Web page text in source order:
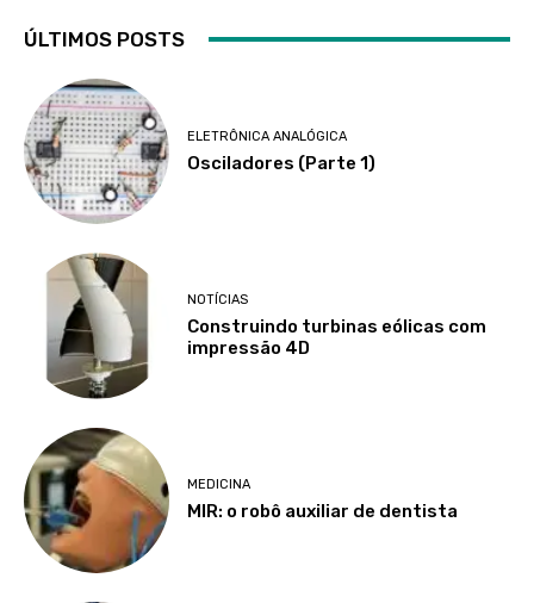
ÚLTIMOS POSTS
ELETRÔNICA ANALÓGICA
Osciladores (Parte 1)
NOTÍCIAS
Construindo turbinas eólicas com
impressão 4D
MEDICINA
MIR: o robô auxiliar de dentista